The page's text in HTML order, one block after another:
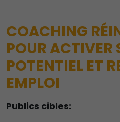
COACHING
POUR ACTIVER
POTENTIEL ET
EMPLOI
Publics cibles: